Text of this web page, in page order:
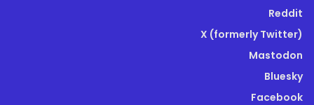
Reddit
X (formerly Twitter)
Mastodon
Bluesky
Facebook